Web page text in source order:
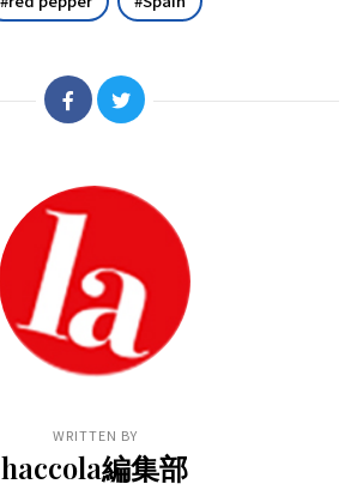
WRITTEN BY
haccola編集部